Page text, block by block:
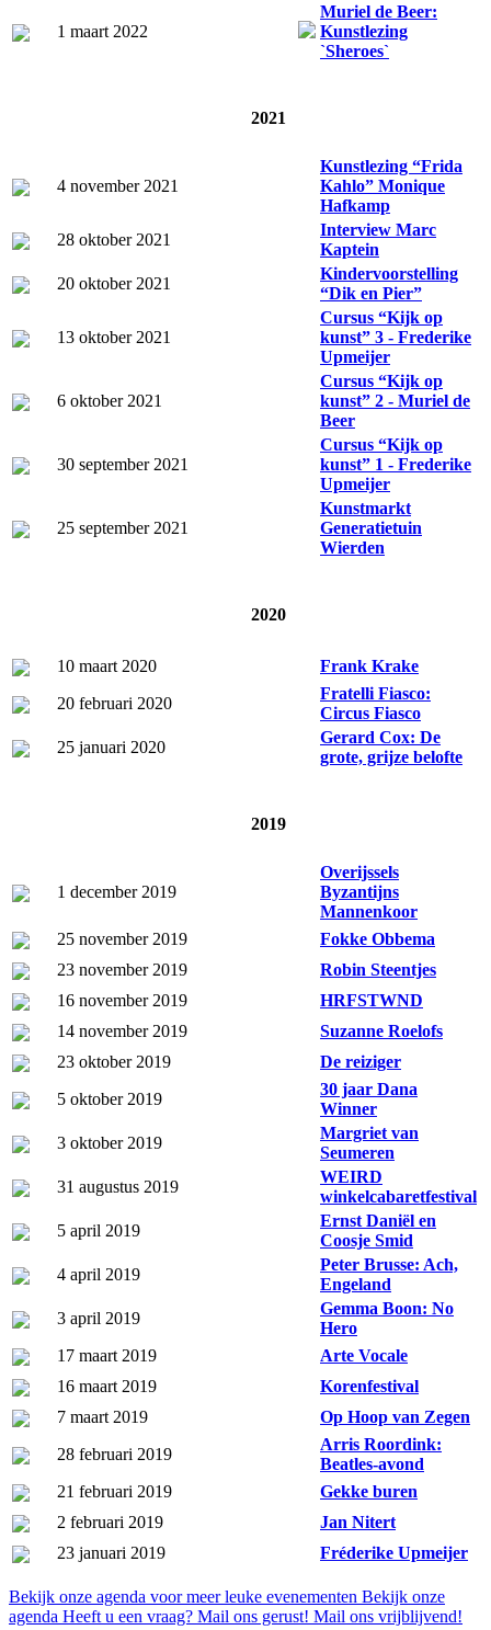
1 maart 2022
Muriel de Beer:
Kunstlezing
`Sheroes`
2021
4 november 2021
Kunstlezing “Frida
Kahlo” Monique
Hafkamp
28 oktober 2021
Interview Marc
Kaptein
20 oktober 2021
Kindervoorstelling
“Dik en Pier”
13 oktober 2021
Cursus “Kijk op
kunst” 3 - Frederike
Upmeijer
6 oktober 2021
Cursus “Kijk op
kunst” 2 - Muriel de
Beer
30 september 2021
Cursus “Kijk op
kunst” 1 - Frederike
Upmeijer
25 september 2021
Kunstmarkt
Generatietuin
Wierden
2020
10 maart 2020
Frank Krake
20 februari 2020
Fratelli Fiasco:
Circus Fiasco
25 januari 2020
Gerard Cox: De
grote, grijze belofte
2019
1 december 2019
Overijssels
Byzantijns
Mannenkoor
25 november 2019
Fokke Obbema
23 november 2019
Robin Steentjes
16 november 2019
HRFSTWND
14 november 2019
Suzanne Roelofs
23 oktober 2019
De reiziger
5 oktober 2019
30 jaar Dana
Winner
3 oktober 2019
Margriet van
Seumeren
31 augustus 2019
WEIRD
winkelcabaretfestival
5 april 2019
Ernst Daniël en
Coosje Smid
4 april 2019
Peter Brusse: Ach,
Engeland
3 april 2019
Gemma Boon: No
Hero
17 maart 2019
Arte Vocale
16 maart 2019
Korenfestival
7 maart 2019
Op Hoop van Zegen
28 februari 2019
Arris Roordink:
Beatles-avond
21 februari 2019
Gekke buren
2 februari 2019
Jan Nitert
23 januari 2019
Fréderike Upmeijer
Bekijk onze agenda voor meer leuke evenementen Bekijk onze
agenda Heeft u een vraag? Mail ons gerust! Mail ons vrijblijvend!